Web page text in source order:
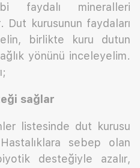
faydalı mineralleri
Dut kurusunun faydaları
birlikte kuru dutun
yönünü inceleyelim.
sağlar
listesinde dut kurusu
sebep olan
desteğiyle azalır,